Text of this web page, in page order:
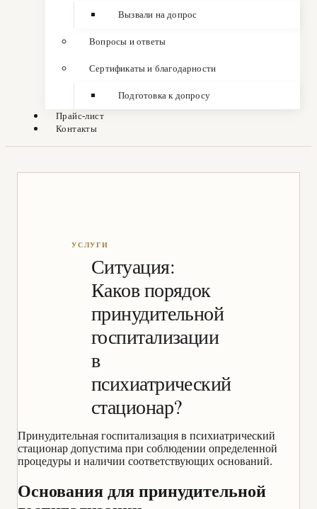
Вызвали на допрос
Вопросы и ответы
Сертификаты и благодарности
Подготовка к допросу
Прайс-лист
Контакты
Ситуация:
Каков порядок
принудительной
госпитализации
в
психиатрический
стационар?
Принудительная госпитализация в психиатрический
стационар допустима при соблюдении определенной
процедуры и наличии соответствующих оснований.
Основания для принудительной